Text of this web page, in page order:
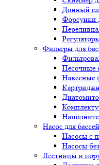
Донный
Форсунки
Фильтры для
Песочные
Навесные
Насос для
Насосы с
Насосы
Лестницы и